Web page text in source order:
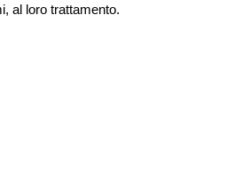
al loro trattamento.